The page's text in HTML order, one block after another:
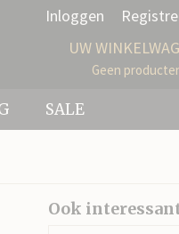
Inloggen
UW
Geen
SALE
Ook